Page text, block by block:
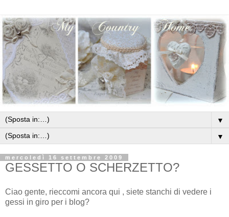
▼
▼
mercoledì 16 settembre 2009
GESSETTO O SCHERZETTO?
Ciao gente, rieccomi ancora qui , siete stanchi di vedere i
gessi in giro per i blog?